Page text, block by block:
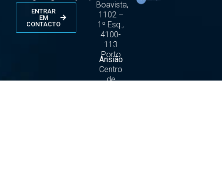
ENTRAR
EM
CONTACTO
Boavista,
1102 –
1º Esq.,
4100-
113
Porto
Ansião
Centro
de